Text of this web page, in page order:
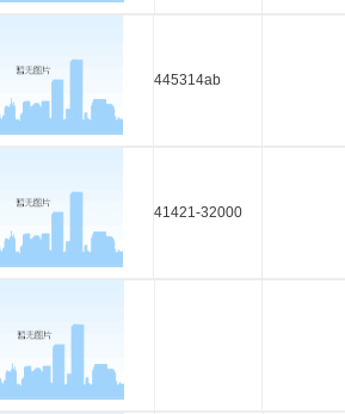
445314ab
41421-32000